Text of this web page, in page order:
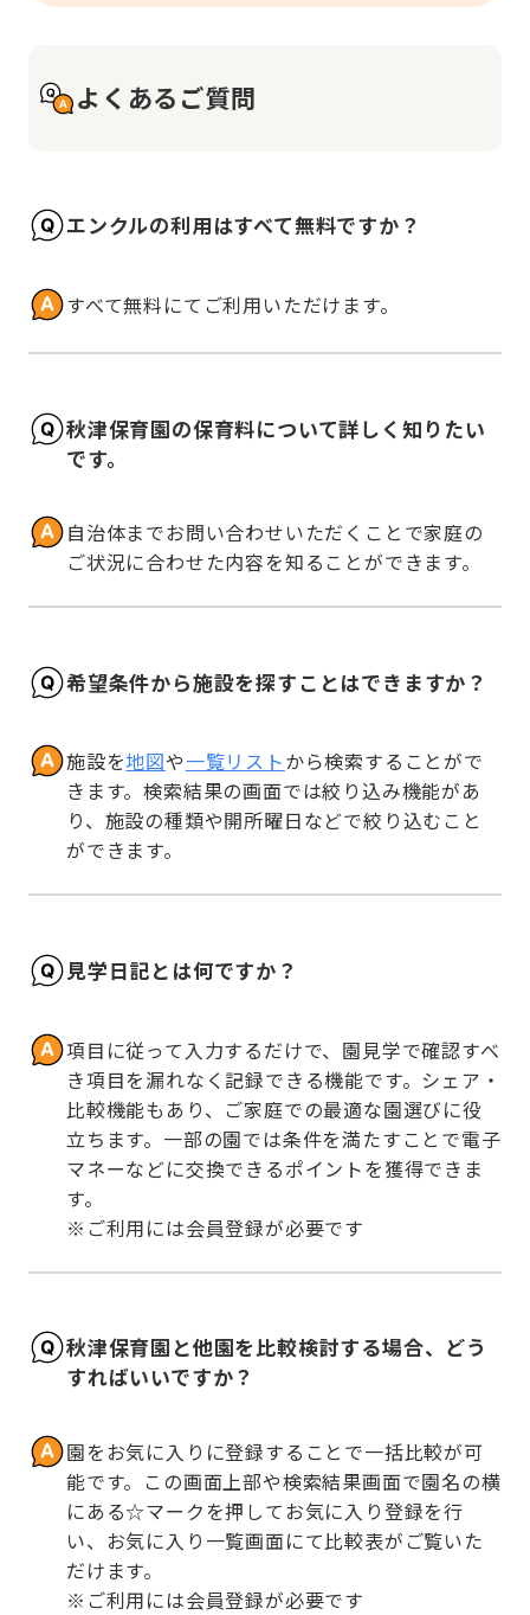
よくあるご質問
エンクルの利用はすべて無料ですか？
すべて無料にてご利用いただけます。
秋津保育園の保育料について詳しく知りたい
です。
自治体までお問い合わせいただくことで家庭の
ご状況に合わせた内容を知ることができます。
希望条件から施設を探すことはできますか？
施設を地図や一覧リストから検索することがで
きます。検索結果の画面では絞り込み機能があ
り、施設の種類や開所曜日などで絞り込むこと
ができます。
見学日記とは何ですか？
項目に従って入力するだけで、園見学で確認すべ
き項目を漏れなく記録できる機能です。シェア・
比較機能もあり、ご家庭での最適な園選びに役
立ちます。一部の園では条件を満たすことで電子
マネーなどに交換できるポイントを獲得できま
す。
※ご利用には会員登録が必要です
秋津保育園と他園を比較検討する場合、どう
すればいいですか？
園をお気に入りに登録することで一括比較が可
能です。この画面上部や検索結果画面で園名の横
にある☆マークを押してお気に入り登録を行
い、お気に入り一覧画面にて比較表がご覧いた
だけます。
※ご利用には会員登録が必要です